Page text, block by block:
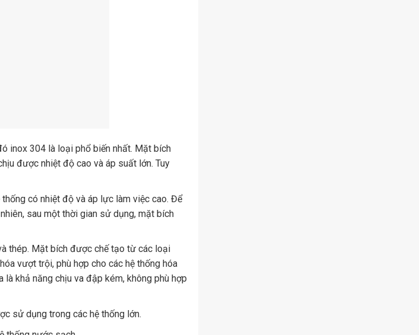
inox 304 là loại phổ biến nhất. Mặt bích
được nhiệt độ cao và áp suất lớn. Tuy
có nhiệt độ và áp lực làm việc cao. Để
sau một thời gian sử dụng, mặt bích
thép. Mặt bích được chế tạo từ các loại
vượt trội, phù hợp cho các hệ thống hóa
khả năng chịu va đập kém, không phù hợp
sử dụng trong các hệ thống lớn.